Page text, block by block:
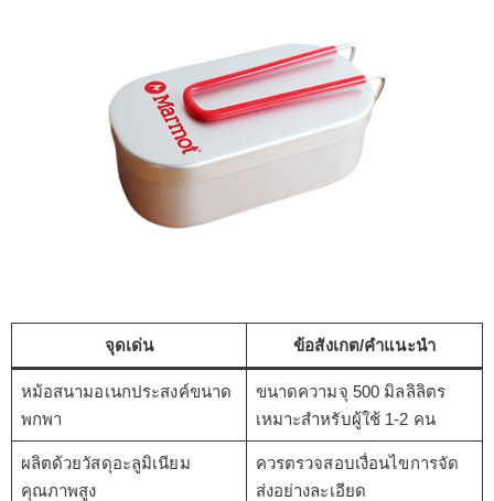
จุดเด่น ข้อสังเกต/คำแนะนำ
หม้อสนามอเนกประสงค์ขนาด
พกพา
ขนาดความจุ 500 มิลลิลิตร
เหมาะสำหรับผู้ใช้ 1-2 คน
ผลิตด้วยวัสดุอะลูมิเนียม
คุณภาพสูง
ควรตรวจสอบเงื่อนไขการจัด
ส่งอย่างละเอียด